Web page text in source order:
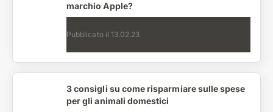
marchio Apple?
Pubblicato il 13.02.23
3 consigli su come risparmiare sulle spese
per gli animali domestici